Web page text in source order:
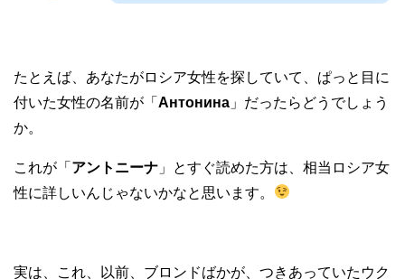
たとえば、あなたがロシア女性を探していて、ぱっと目に
付いた女性の名前が「 Антонина 」だったらどうでしょう
か。
これが「 アントニーナ 」とすぐ読めた方は、相当ロシア女
性に詳しいんじゃないかなと思います。
実は、これ、以前、ブロンドばかが、つきあっていたウク